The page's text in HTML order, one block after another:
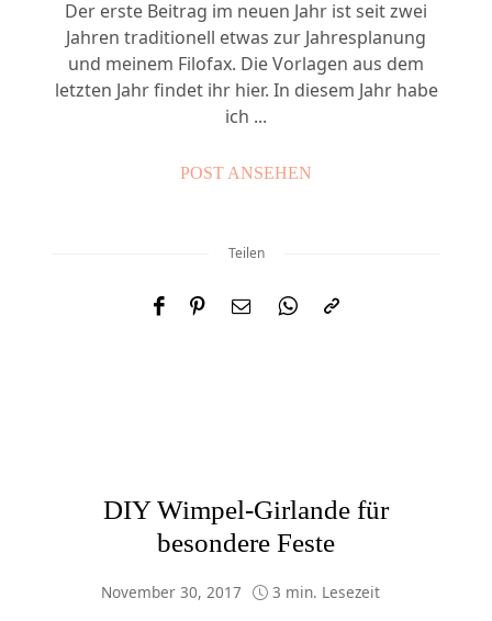
Der erste Beitrag im neuen Jahr ist seit zwei
Jahren traditionell etwas zur Jahresplanung
und meinem Filofax. Die Vorlagen aus dem
letzten Jahr findet ihr hier. In diesem Jahr habe
ich ...
POST ANSEHEN
Teilen
DIY Wimpel-Girlande für
besondere Feste
November 30, 2017 3 min. Lesezeit